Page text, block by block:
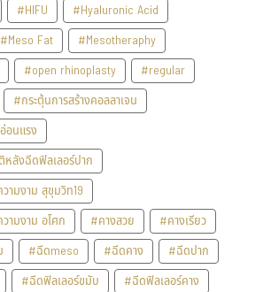
#HIFU
#Hyaluronic Acid
#Meso Fat
#Mesotheraphy
#open rhinoplasty
#regular
#กระตุ้นการสร้างคอลลาเจน
อนแรง
ลังฉีดฟิลเลอร์ปาก
ามงาม สุขุมวิท19
ามงาม อโศก
#คางสวย
#คางเรียว
#ฉีดmeso #ฉีดคาง
#ฉีดปาก
#ฉีดฟิลเลอร์ขมับ
#ฉีดฟิลเลอร์คาง